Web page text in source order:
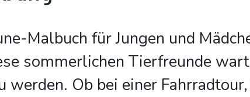
Malbuch für Jungen und
sommerlichen Tierfreunde
werden. Ob bei einer